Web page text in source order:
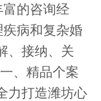
的咨询经
病和复杂婚
、接纳、关
、精品个案
力打造潍坊心